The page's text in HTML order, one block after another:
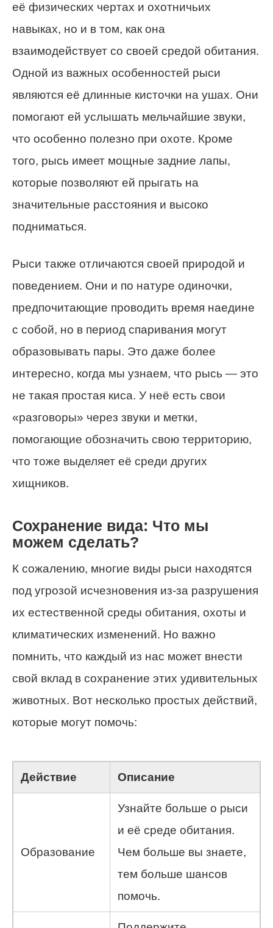
её физических чертах и охотничьих
навыках, но и в том, как она
взаимодействует со своей средой обитания.
Одной из важных особенностей рыси
являются её длинные кисточки на ушах. Они
помогают ей услышать мельчайшие звуки,
что особенно полезно при охоте. Кроме
того, рысь имеет мощные задние лапы,
которые позволяют ей прыгать на
значительные расстояния и высоко
подниматься.
Рыси также отличаются своей природой и
поведением. Они и по натуре одиночки,
предпочитающие проводить время наедине
с собой, но в период спаривания могут
образовывать пары. Это даже более
интересно, когда мы узнаем, что рысь — это
не такая простая киса. У неё есть свои
«разговоры» через звуки и метки,
помогающие обозначить свою территорию,
что тоже выделяет её среди других
хищников.
Сохранение вида: Что мы
можем сделать?
К сожалению, многие виды рыси находятся
под угрозой исчезновения из-за разрушения
их естественной среды обитания, охоты и
климатических изменений. Но важно
помнить, что каждый из нас может внести
свой вклад в сохранение этих удивительных
животных. Вот несколько простых действий,
которые могут помочь:
Действие Описание
Образование
Узнайте больше о рыси
и её среде обитания.
Чем больше вы знаете,
тем больше шансов
помочь.